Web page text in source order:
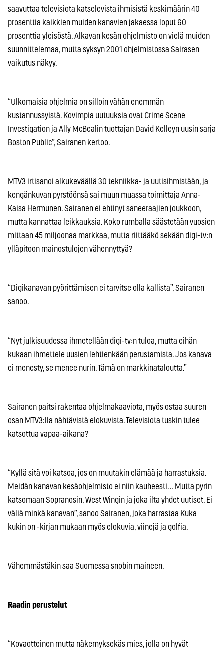
saavuttaa televisiota katselevista ihmisistä keskimäärin 40
prosenttia kaikkien muiden kanavien jakaessa loput 60
prosenttia yleisöstä. Alkavan kesän ohjelmisto on vielä muiden
suunnittelemaa, mutta syksyn 2001 ohjelmistossa Sairasen
vaikutus näkyy.
“Ulkomaisia ohjelmia on silloin vähän enemmän
kustannussyistä. Kovimpia uutuuksia ovat Crime Scene
Investigation ja Ally McBealin tuottajan David Kelleyn uusin sarja
Boston Public”, Sairanen kertoo.
MTV3 irtisanoi alkukeväällä 30 tekniikka- ja uutisihmistään, ja
kengänkuvan pyrstöönsä sai muun muassa toimittaja Anna-
Kaisa Hermunen. Sairanen ei ehtinyt saneeraajien joukkoon,
mutta kannattaa leikkauksia. Koko rumballa säästetään vuosien
mittaan 45 miljoonaa markkaa, mutta riittääkö sekään digi-tv:n
ylläpitoon mainostulojen vähennyttyä?
“Digikanavan pyörittämisen ei tarvitse olla kallista”, Sairanen
sanoo.
“Nyt julkisuudessa ihmetellään digi-tv:n tuloa, mutta eihän
kukaan ihmettele uusien lehtienkään perustamista. Jos kanava
ei menesty, se menee nurin. Tämä on markkinataloutta.”
Sairanen paitsi rakentaa ohjelmakaaviota, myös ostaa suuren
osan MTV3:lla nähtävistä elokuvista. Televisiota tuskin tulee
katsottua vapaa-aikana?
“Kyllä sitä voi katsoa, jos on muutakin elämää ja harrastuksia.
Meidän kanavan kesäohjelmisto ei niin kauheesti… Mutta pyrin
katsomaan Sopranosin, West Wingin ja joka ilta yhdet uutiset. Ei
väliä minkä kanavan”, sanoo Sairanen, joka harrastaa Kuka
kukin on -kirjan mukaan myös elokuvia, viinejä ja golfia.
Vähemmästäkin saa Suomessa snobin maineen.
Raadin perustelut
“Kovaotteinen mutta näkemyksekäs mies, jolla on hyvät